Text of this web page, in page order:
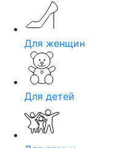
Для женщин
Для детей